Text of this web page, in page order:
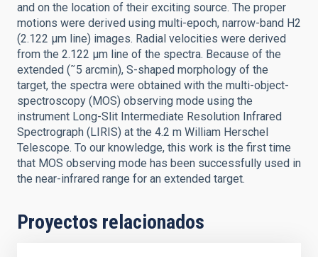
and on the location of their exciting source. The proper
motions were derived using multi-epoch, narrow-band H2
(2.122 μm line) images. Radial velocities were derived
from the 2.122 μm line of the spectra. Because of the
extended (˜5 arcmin), S-shaped morphology of the
target, the spectra were obtained with the multi-object-
spectroscopy (MOS) observing mode using the
instrument Long-Slit Intermediate Resolution Infrared
Spectrograph (LIRIS) at the 4.2 m William Herschel
Telescope. To our knowledge, this work is the first time
that MOS observing mode has been successfully used in
the near-infrared range for an extended target.
Proyectos relacionados